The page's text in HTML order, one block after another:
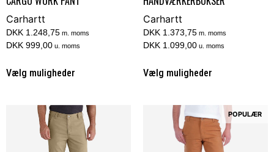
Carhartt
DKK 1.248,75 m. moms
DKK 999,00 u. moms
Vælg muligheder
Carhartt
DKK 1.373,75 m. moms
DKK 1.099,00 u. moms
Vælg muligheder
POPULÆR